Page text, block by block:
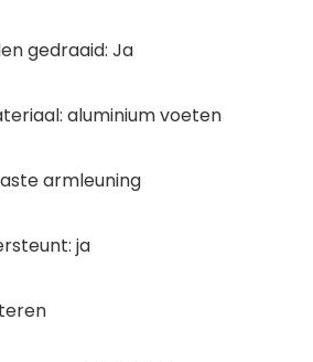
gedraaid: Ja
aluminium voeten
armleuning
ja